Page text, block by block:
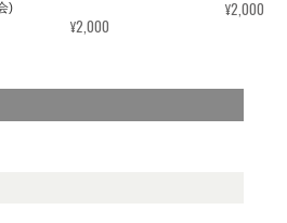
)
¥2,000
¥2,000